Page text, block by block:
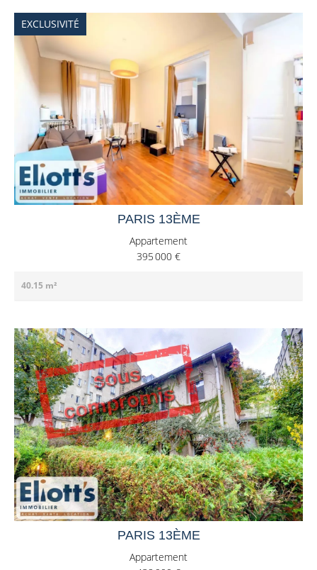
PARIS 13ÈME
Appartement
395 000 €
40.15 m²
EXCLUSIVITÉ
PARIS 13ÈME
Appartement